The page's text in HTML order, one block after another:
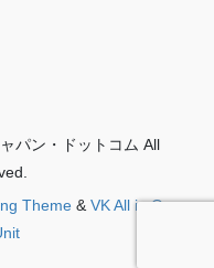
パン・ドットコム All
Theme &VK All in One